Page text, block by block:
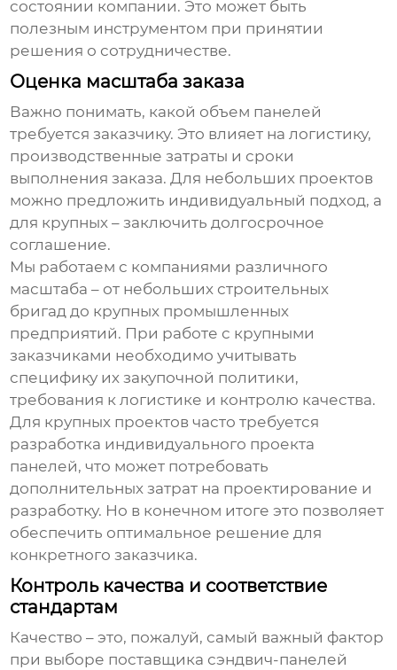
состоянии компании. Это может быть
полезным инструментом при принятии
решения о сотрудничестве.
Оценка масштаба заказа
Важно понимать, какой объем панелей
требуется заказчику. Это влияет на логистику,
производственные затраты и сроки
выполнения заказа. Для небольших проектов
можно предложить индивидуальный подход, а
для крупных – заключить долгосрочное
соглашение.
Мы работаем с компаниями различного
масштаба – от небольших строительных
бригад до крупных промышленных
предприятий. При работе с крупными
заказчиками необходимо учитывать
специфику их закупочной политики,
требования к логистике и контролю качества.
Для крупных проектов часто требуется
разработка индивидуального проекта
панелей, что может потребовать
дополнительных затрат на проектирование и
разработку. Но в конечном итоге это позволяет
обеспечить оптимальное решение для
конкретного заказчика.
Контроль качества и соответствие
стандартам
Качество – это, пожалуй, самый важный фактор
при выборе поставщика сэндвич-панелей